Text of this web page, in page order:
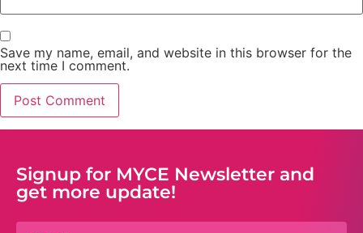
Save my name, email, and website in this browser for the
next time I comment.
Signup for MYCE Newsletter and
get more update!